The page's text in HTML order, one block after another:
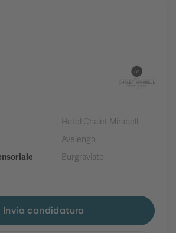
Hotel Chalet Mirabell
Avelengo
Burgraviato
Invia candidatura